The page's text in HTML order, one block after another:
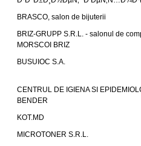
BRASCO, salon de bijuterii
BRIZ-GRUPP S.R.L. - salonul de
MORSCOI BRIZ
BUSUIOC S.A.
CENTRUL DE IGIENA SI
BENDER
KOT.MD
MICROTONER S.R.L.